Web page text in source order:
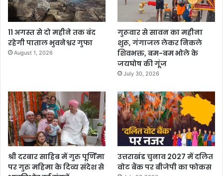
11 अगस्त से दो महीने तक बंद
रहेगी पाताल भुवनेश्वर गुफा
August 1, 2026
गुरूवार से सावन का महीना
शुरू, गंगाजल लेकर निकले
शिवभक्त, बम-बम भोले के
जयघोष की गूंज
July 30, 2026
श्री दरबार साहिब में गुरु पूर्णिमा
पर गुरु महिमा के दिव्य संदेश से
उत्तराखंड चुनाव 2027 में दलित
वोट बैंक पर बीजेपी का फोकस